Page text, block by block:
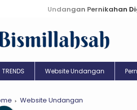
Undangan Pernikahan Digital:
TRENDS Website Undangan
Website Undangan